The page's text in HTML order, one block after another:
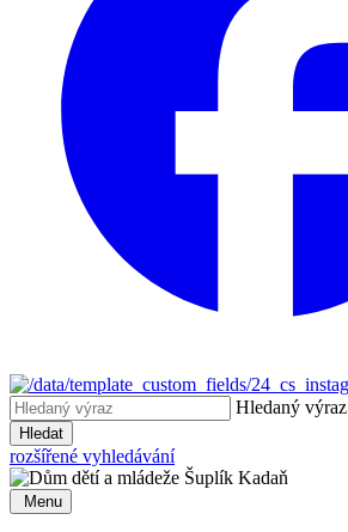
Hledaný výraz
Hledat
rozšířené vyhledávání
Menu